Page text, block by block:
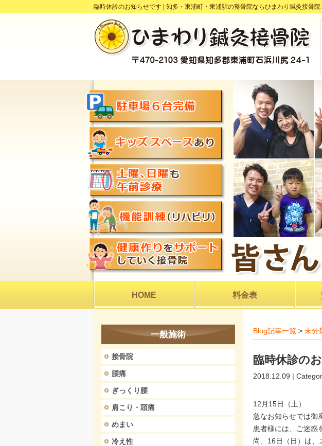
臨時休診のお知らせです | 知多・東浦町・東浦駅の整骨院ならひまわり鍼灸接骨院
HOME 料金表
Blog記事一覧 > 未分
臨時休診の
2018.12.09 |
12月15日（土）
急なお知らせでは御
患者様には、ご迷惑
尚、16日（日）は、
一般施術
接骨院
腰痛
ぎっくり腰
肩こり・頭痛
めまい
冷え性